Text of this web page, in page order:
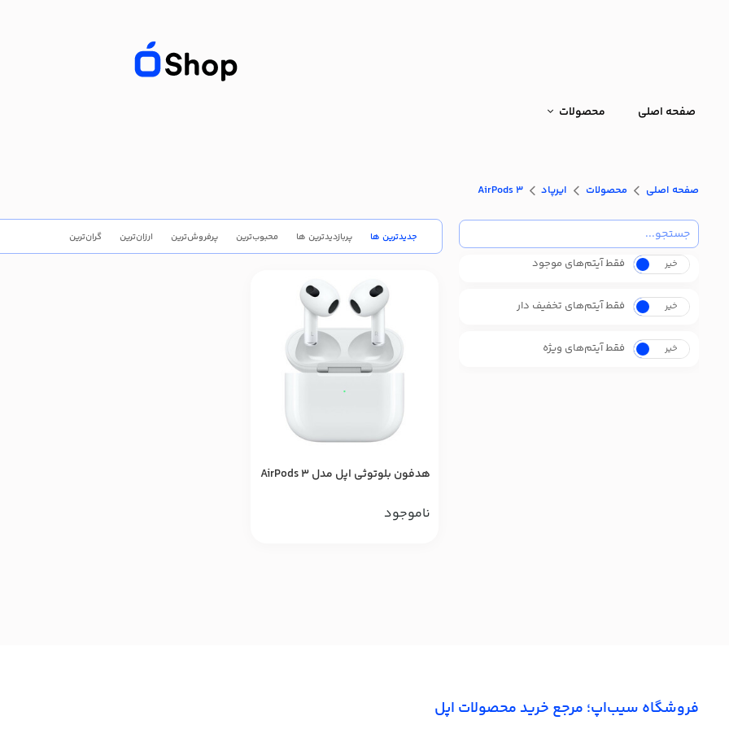
صفحه اصلی محصولات
صفحه اصلی محصولات ایرپاد AirPods 3
بله خیر فقط آیتم‌های موجود
بله خیر فقط آیتم‌های تخفیف دار
بله خیر فقط آیتم‌های ویژه
جدیدترین ها پربازدیدترین ها محبوب‌‌ترین پرفروش‌ترین ارزان‌ترین گران‌ترین
هدفون بلوتوثی اپل مدل AirPods 3
ناموجود
فروشگاه سیب‌اپ؛ مرجع خرید محصولات اپل